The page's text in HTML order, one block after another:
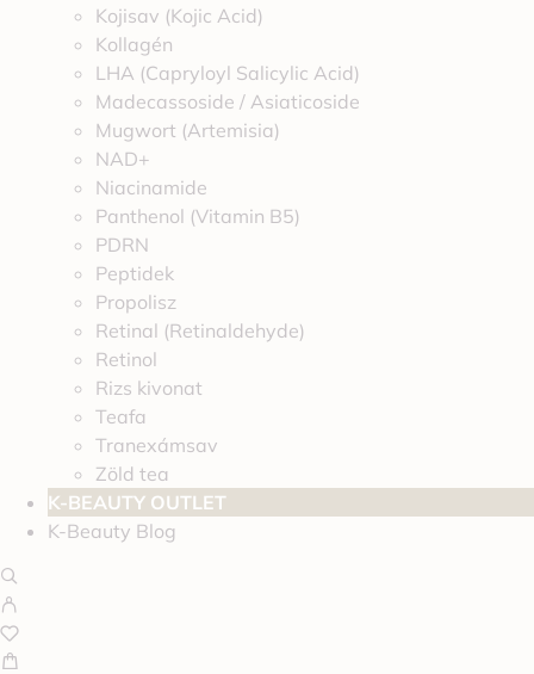
Kojisav (Kojic Acid)
Kollagén
LHA (Capryloyl Salicylic Acid)
Madecassoside / Asiaticoside
Mugwort (Artemisia)
NAD+
Niacinamide
Panthenol (Vitamin B5)
PDRN
Peptidek
Propolisz
Retinal (Retinaldehyde)
Retinol
Rizs kivonat
Teafa
Tranexámsav
Zöld tea
K-BEAUTY OUTLET
K-Beauty Blog